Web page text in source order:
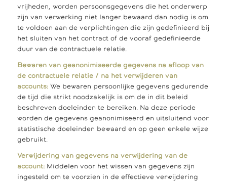
vrijheden, worden persoonsgegevens die het onderwerp
zijn van verwerking niet langer bewaard dan nodig is om
te voldoen aan de verplichtingen die zijn gedefinieerd bij
het sluiten van het contract of de vooraf gedefinieerde
duur van de contractuele relatie.
Bewaren van geanonimiseerde gegevens na afloop van
de contractuele relatie / na het verwijderen van
accounts: We bewaren persoonlijke gegevens gedurende
de tijd die strikt noodzakelijk is om de in dit beleid
beschreven doeleinden te bereiken. Na deze periode
worden de gegevens geanonimiseerd en uitsluitend voor
statistische doeleinden bewaard en op geen enkele wijze
gebruikt.
Verwijdering van gegevens na verwijdering van de
account: Middelen voor het wissen van gegevens zijn
ingesteld om te voorzien in de effectieve verwijdering